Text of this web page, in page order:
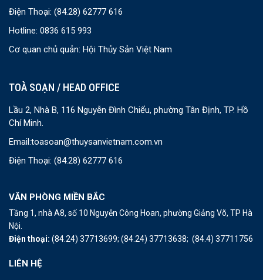
Điện Thoại: (84.28) 62777 616
Hotline: 0836 615 993
Cơ quan chủ quản: Hội Thủy Sản Việt Nam
TOÀ SOẠN / HEAD OFFICE
Lầu 2, Nhà B, 116 Nguyễn Đình Chiểu, phường Tân Định, TP. Hồ
Chí Minh.
Email:toasoan@thuysanvietnam.com.vn
Điện Thoại: (84.28) 62777 616
VĂN PHÒNG MIỀN BẮC
Tầng 1, nhà A8, số 10 Nguyễn Công Hoan, phường Giảng Võ, TP Hà
Nội.
Điện thoại: (84.24) 37713699; (84.24) 37713638; (84.4) 37711756
LIÊN HỆ